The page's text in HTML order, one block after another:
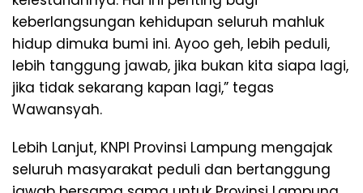
keberlangsungan kehidupan seluruh mahluk
hidup dimuka bumi ini. Ayoo geh, lebih peduli,
lebih tanggung jawab, jika bukan kita siapa lagi,
jika tidak sekarang kapan lagi,” tegas
Wawansyah.
Lebih Lanjut, KNPI Provinsi Lampung mengajak
seluruh masyarakat peduli dan bertanggung